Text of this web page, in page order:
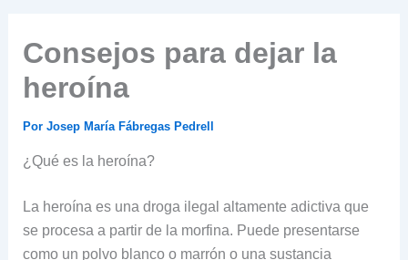
Consejos para dejar la
heroína
Por Josep María Fábregas Pedrell
¿Qué es la heroína?
La heroína es una droga ilegal altamente adictiva que
se procesa a partir de la morfina. Puede presentarse
como un polvo blanco o marrón o una sustancia